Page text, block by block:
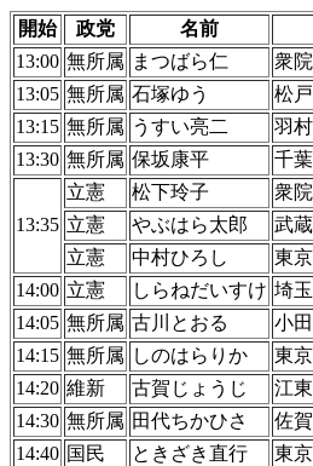
開始 政党 名前
13:00 無所属 まつばら仁
衆
13:05 無所属 石塚ゆう
松
13:15 無所属 うすい亮二
羽
13:30 無所属 保坂康平 千
13:35
立憲 松下玲子
衆
立憲
やぶはら太郎
武
立憲
中村ひろし
東
14:00 立憲 しらねだいすけ 埼
14:05 無所属 古川とおる
小
14:15 無所属 しのはらりか
東
14:20 維新 古賀じょうじ
江
14:30 無所属 田代ちかひさ
佐
14:40 国民 ときざき直行
東